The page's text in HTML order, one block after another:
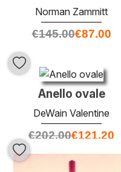
Norman Zammitt
€145.00€87.00
Anello ovale
DeWain Valentine
€202.00€121.20